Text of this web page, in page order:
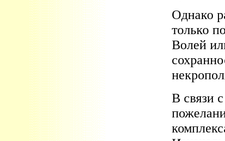
Однако
только
Волей
В связи